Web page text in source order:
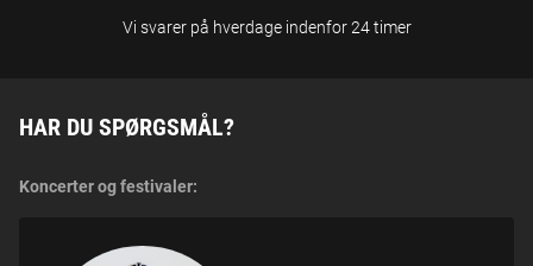
Vi svarer på hverdage indenfor 24 timer
HAR DU SPØRGSMÅL?
Koncerter og festivaler: